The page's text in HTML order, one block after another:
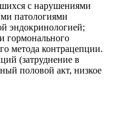
с нарушениями
патологиями
эндокринологией;
гормонального
метода контрацепции.
(затруднение в
половой акт, низкое